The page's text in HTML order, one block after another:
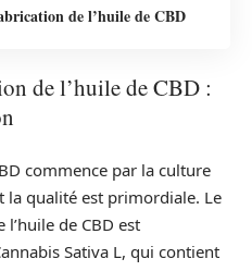
de l’huile de CBD
de l’huile de CBD :
commence par la culture
la qualité est primordiale. Le
de CBD est
Sativa L, qui contient